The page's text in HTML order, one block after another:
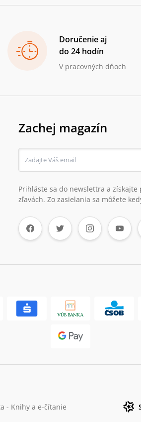
Doručenie aj
do 24 hodín
V pracovných dňoch
Zachej magazín
Prihláste sa do newslettra a
zľavách. Zo zasielania sa môžete
- Knihy a e-čítanie